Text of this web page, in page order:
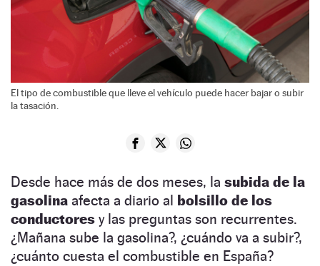
El tipo de combustible que lleve el vehículo puede hacer bajar o subir
la tasación.
Desde hace más de dos meses, la subida de la
gasolina afecta a diario al bolsillo de los
conductores y las preguntas son recurrentes.
¿Mañana sube la gasolina?, ¿cuándo va a subir?,
¿cuánto cuesta el combustible en España?